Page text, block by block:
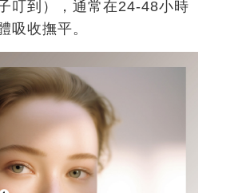
叮到），通常在24-48小時
吸收撫平。